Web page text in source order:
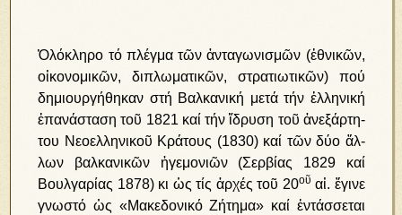
Ὁ­λό­κλη­ρο τό πλέγ­μα τῶν ἀν­τα­γω­νι­σμῶν (ἐ­θνι­κῶν,
οἰ­κο­νο­μι­κῶν, δι­πλω­μα­τι­κῶν, στρα­τι­ω­τι­κῶν) πού
δη­μι­ουρ­γή­θη­καν στή Βαλ­κα­νι­κή με­τά τήν ἑλ­λη­νι­κή
ἐ­πα­νά­στα­ση τοῦ 1821 καί τήν ἵ­δρυ­ση τοῦ ἀ­νε­ξάρ­τη­
του Νε­ο­ελ­λη­νι­κοῦ Κρά­τους (1830) καί τῶν δύ­ο ἄλ­
λων βαλ­κα­νι­κῶν ἡ­γε­μο­νι­ῶν (Σερ­βί­ας 1829 καί
Βουλ­γα­ρί­ας 1878) κι ὡς τίς ἀρ­χές τοῦ 20οῦ αἰ. ἔ­γι­νε
γνω­στό ὡς «Μα­κε­δο­νι­κό Ζή­τη­μα» καί ἐν­τάσ­σε­ται